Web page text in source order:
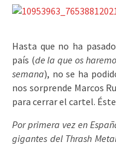
Hasta que no ha
país (de la que os
semana), no se ha
nos sorprende Marcos
para cerrar el cartel.
Por primera vez en
gigantes del Thrash